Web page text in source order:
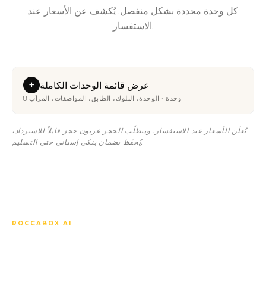
كل وحدة محددة بشكل منفصل. يُكشف عن الأسعار عند
الاستفسار.
+ عرض قائمة الوحدات الكاملة
8 وحدة · الوحدة، البلوك، الطابق، المواصفات، المرآب
تُعلَن الأسعار عند الاستفسار. ويتطلّب الحجز عربون حجز قابلاً للاسترداد،
يُحفَظ بضمان بنكي إسباني حتى التسليم.
ROCCABOX AI